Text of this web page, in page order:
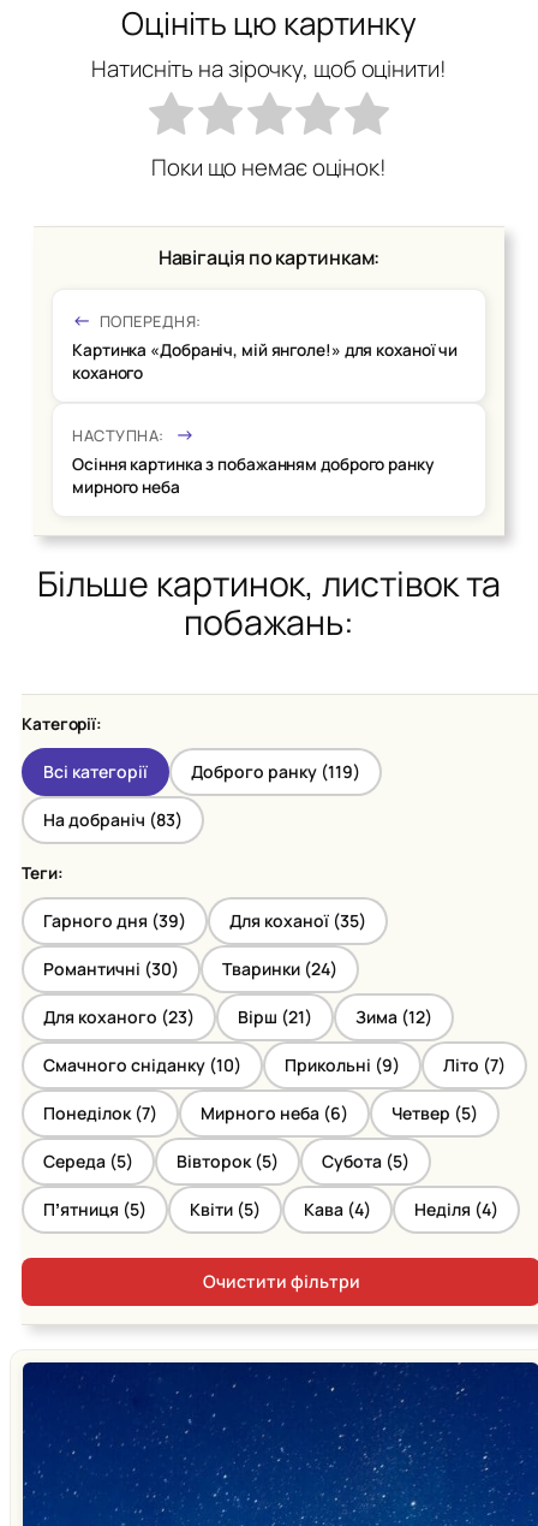
Оцініть цю картинку
Натисніть на зірочку, щоб оцінити!
Поки що немає оцінок!
Навігація по картинкам:
ПОПЕРЕДНЯ:
Картинка «Добраніч, мій янголе!» для коханої чи
коханого
НАСТУПНА:
Осіння картинка з побажанням доброго ранку
мирного неба
Більше картинок, листівок та
побажань:
Категорії:
Всі категорії Доброго ранку (119)
На добраніч (83)
Теги:
Гарного дня (39) Для коханої (35)
Романтичні (30) Тваринки (24)
Для коханого (23) Вірш (21) Зима (12)
Смачного сніданку (10) Прикольні (9) Літо (7)
Понеділок (7) Мирного неба (6) Четвер (5)
Середа (5) Вівторок (5) Субота (5)
Пʼятниця (5) Квіти (5) Кава (4) Неділя (4)
Очистити фільтри